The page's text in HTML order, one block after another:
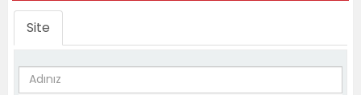
Site